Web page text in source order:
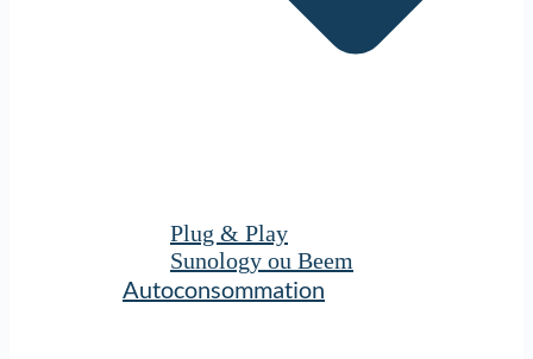
Plug & Play
Sunology ou Beem
Autoconsommation